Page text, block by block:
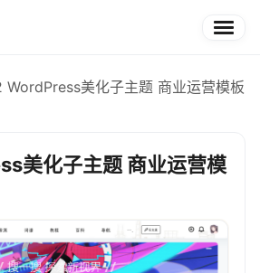
WordPress美化子主题 商业运营模板
美化子主题 商业运营模